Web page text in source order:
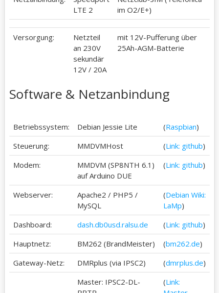
LTE 2
im O2/E+)
Versorgung:
Netzteil
an 230V
sekundär
12V / 20A
mit 12V-Pufferung über
25Ah-AGM-Batterie
Software & Netzanbindung
Betriebssystem: Debian Jessie Lite (Raspbian)
Steuerung:
MMDVMHost (Link: github)
Modem:
MMDVM (SP8NTH 6.1)
auf Arduino DUE
(Link: github)
Webserver:
Apache2 / PHP5 /
MySQL
(Debian Wiki:
LaMp)
Dashboard:
dash.db0usd.ralsu.de (Link: github)
Hauptnetz:
BM262 (BrandMeister) (bm262.de)
Gateway-Netz:
DMRplus (via IPSC2) (dmrplus.de)
Master: IPSC2-DL-
(Link: